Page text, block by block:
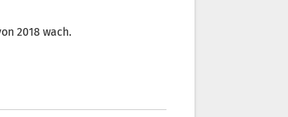
2018 wach.